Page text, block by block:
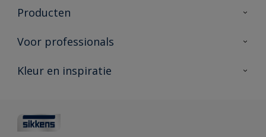
Over Sikkens
Duurzaamheid
Producten
Producten voor binnen
Vind je verkooppunt
Voor professionals
Advies & service
Polyfilla Pro
Kleur en inspiratie
Kleurcollecties